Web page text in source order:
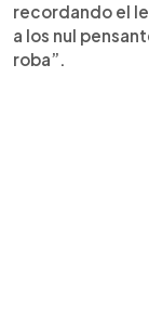
recordando el
a los nul
roba”.